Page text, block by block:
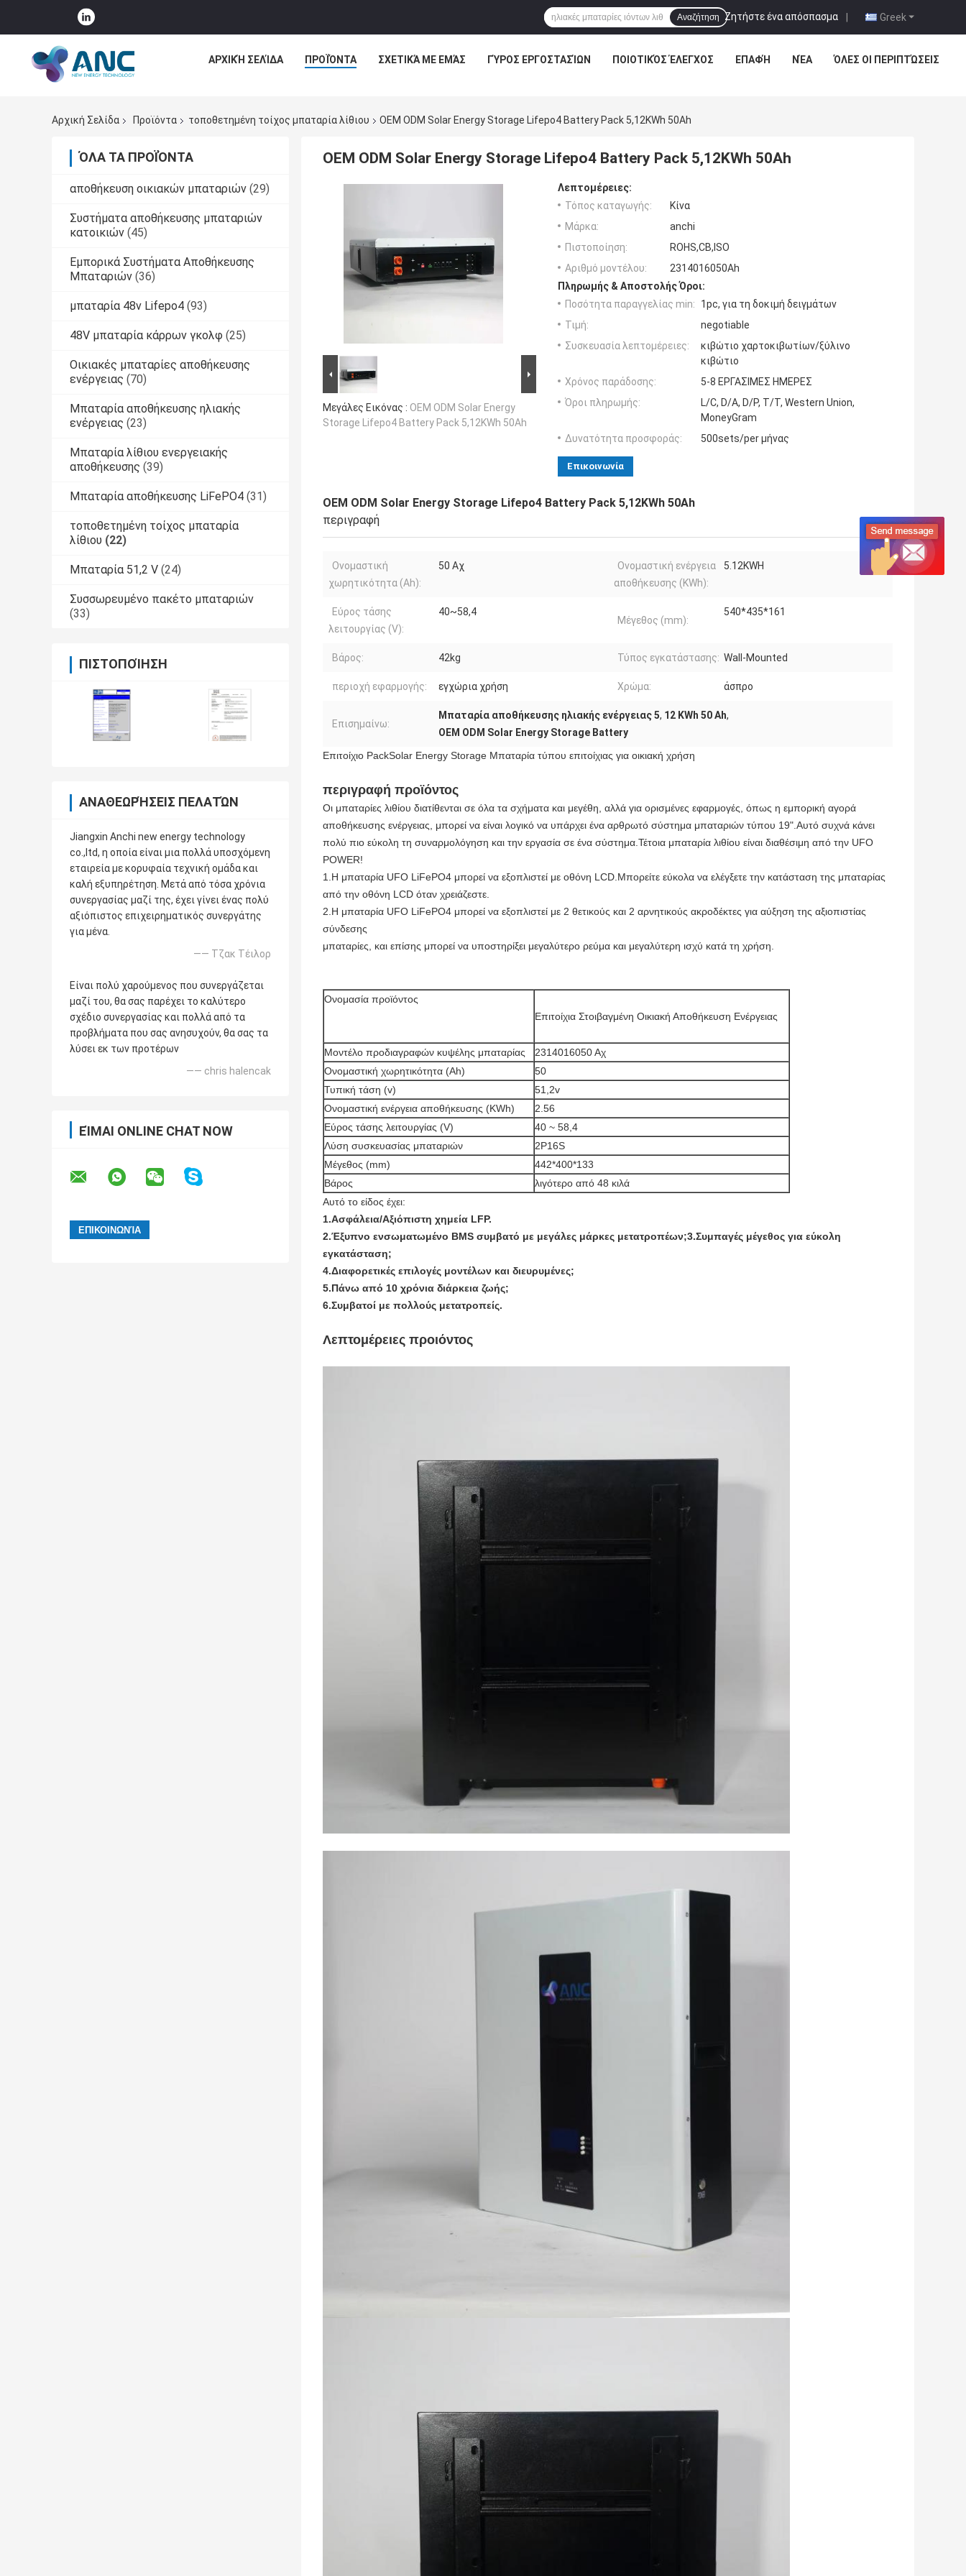
Greek
Ζητήστε ένα απόσπασμα |
Αναζήτηση
ΑΡΧΙΚΉ ΣΕΛΊΔΑ ΠΡΟΪΌΝΤΑ ΣΧΕΤΙΚΆ ΜΕ ΕΜΆΣ ΓΎΡΟΣ ΕΡΓΟΣΤΑΣΊΩΝ ΠΟΙΟΤΙΚΌΣ ΈΛΕΓΧΟΣ ΕΠΑΦΉ ΝΈΑ ΌΛΕΣ ΟΙ ΠΕΡΙΠΤΏΣΕΙΣ
Αρχική Σελίδα Προϊόντα τοποθετημένη τοίχος μπαταρία λίθιου OEM ODM Solar Energy Storage Lifepo4 Battery Pack 5,12KWh 50Ah
ΌΛΑ ΤΑ ΠΡΟΪΌΝΤΑ
αποθήκευση οικιακών μπαταριών (29)
Συστήματα αποθήκευσης μπαταριών
κατοικιών (45)
Εμπορικά Συστήματα Αποθήκευσης
Μπαταριών (36)
μπαταρία 48v Lifepo4 (93)
48V μπαταρία κάρρων γκολφ (25)
Οικιακές μπαταρίες αποθήκευσης
ενέργειας (70)
Μπαταρία αποθήκευσης ηλιακής
ενέργειας (23)
Μπαταρία λίθιου ενεργειακής
αποθήκευσης (39)
Μπαταρία αποθήκευσης LiFePO4 (31)
τοποθετημένη τοίχος μπαταρία
λίθιου (22)
Μπαταρία 51,2 V (24)
Συσσωρευμένο πακέτο μπαταριών
(33)
ΠΙΣΤΟΠΟΊΗΣΗ
ΑΝΑΘΕΩΡΉΣΕΙΣ ΠΕΛΑΤΏΝ
Jiangxin Anchi new energy technology
co.,ltd, η οποία είναι μια πολλά υποσχόμενη
εταιρεία με κορυφαία τεχνική ομάδα και
καλή εξυπηρέτηση. Μετά από τόσα χρόνια
συνεργασίας μαζί της, έχει γίνει ένας πολύ
αξιόπιστος επιχειρηματικός συνεργάτης
για μένα.
—— Τζακ Τέιλορ
Είναι πολύ χαρούμενος που συνεργάζεται
μαζί του, θα σας παρέχει το καλύτερο
σχέδιο συνεργασίας και πολλά από τα
προβλήματα που σας ανησυχούν, θα σας τα
λύσει εκ των προτέρων
—— chris halencak
ΕΊΜΑΙ ONLINE CHAT NOW
OEM ODM Solar Energy Storage Lifepo4 Battery Pack 5,12KWh 50Ah
Μεγάλες Εικόνας : OEM ODM Solar Energy
Storage Lifepo4 Battery Pack 5,12KWh 50Ah
Λεπτομέρειες:
Τόπος καταγωγής:
Κίνα
Μάρκα:
anchi
Πιστοποίηση:
ROHS,CB,ISO
Αριθμό μοντέλου:
2314016050Ah
Πληρωμής & Αποστολής Όροι:
Ποσότητα παραγγελίας min:
1pc, για τη δοκιμή δειγμάτων
Τιμή:
negotiable
Συσκευασία λεπτομέρειες:
κιβώτιο χαρτοκιβωτίων/ξύλινο
κιβώτιο
Χρόνος παράδοσης:
5-8 ΕΡΓΑΣΙΜΕΣ ΗΜΕΡΕΣ
Όροι πληρωμής:
L/C, D/A, D/P, T/T, Western Union,
MoneyGram
Δυνατότητα προσφοράς:
500sets/per μήνας
Επικοινωνία
OEM ODM Solar Energy Storage Lifepo4 Battery Pack 5,12KWh 50Ah
περιγραφή
Ονομαστική
χωρητικότητα (Ah):
50 Αχ
Ονομαστική ενέργεια
αποθήκευσης (KWh):
5.12KWH
Εύρος τάσης
λειτουργίας (V):
40~58,4
Μέγεθος (mm):
540*435*161
Βάρος: 42kg Τύπος εγκατάστασης: Wall-Mounted
περιοχή εφαρμογής: εγχώρια χρήση Χρώμα: άσπρο
Επισημαίνω:
Μπαταρία αποθήκευσης ηλιακής ενέργειας 5, 12 KWh 50 Ah,
OEM ODM Solar Energy Storage Battery
Επιτοίχιο PackSolar Energy Storage Μπαταρία τύπου επιτοίχιας για οικιακή χρήση
περιγραφή προϊόντος
Οι μπαταρίες λιθίου διατίθενται σε όλα τα σχήματα και μεγέθη, αλλά για ορισμένες εφαρμογές, όπως η εμπορική αγορά
αποθήκευσης ενέργειας, μπορεί να είναι λογικό να υπάρχει ένα αρθρωτό σύστημα μπαταριών τύπου 19".Αυτό συχνά κάνει
πολύ πιο εύκολη τη συναρμολόγηση και την εργασία σε ένα σύστημα.Τέτοια μπαταρία λιθίου είναι διαθέσιμη από την UFO
POWER!
1.Η μπαταρία UFO LiFePO4 μπορεί να εξοπλιστεί με οθόνη LCD.Μπορείτε εύκολα να ελέγξετε την κατάσταση της μπαταρίας
από την οθόνη LCD όταν χρειάζεστε.
2.Η μπαταρία UFO LiFePO4 μπορεί να εξοπλιστεί με 2 θετικούς και 2 αρνητικούς ακροδέκτες για αύξηση της αξιοπιστίας
σύνδεσης
μπαταρίες, και επίσης μπορεί να υποστηρίξει μεγαλύτερο ρεύμα και μεγαλύτερη ισχύ κατά τη χρήση.
Ονομασία προϊόντος
Επιτοίχια Στοιβαγμένη Οικιακή Αποθήκευση Ενέργειας
Μοντέλο προδιαγραφών κυψέλης μπαταρίας
2314016050 Αχ
Ονομαστική χωρητικότητα (Ah)
50
Τυπική τάση (v)
51,2v
Ονομαστική ενέργεια αποθήκευσης (KWh)
2.56
Εύρος τάσης λειτουργίας (V)
40 ~ 58,4
Λύση συσκευασίας μπαταριών
2P16S
Μέγεθος (mm)
442*400*133
Βάρος
λιγότερο από 48 κιλά
Αυτό το είδος έχει:
1.Ασφάλεια/Αξιόπιστη χημεία LFP.
2.Έξυπνο ενσωματωμένο BMS συμβατό με μεγάλες μάρκες μετατροπέων;3.Συμπαγές μέγεθος για εύκολη
εγκατάσταση;
4.Διαφορετικές επιλογές μοντέλων και διευρυμένες;
5.Πάνω από 10 χρόνια διάρκεια ζωής;
6.Συμβατοί με πολλούς μετατροπείς.
Λεπτομέρειες προιόντος